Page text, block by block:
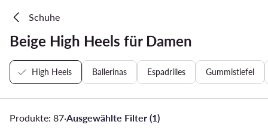
Schuhe
Beige High Heels für Damen
High Heels Ballerinas Espadrilles Gummistiefel
Produkte: 87·Ausgewählte Filter (1)